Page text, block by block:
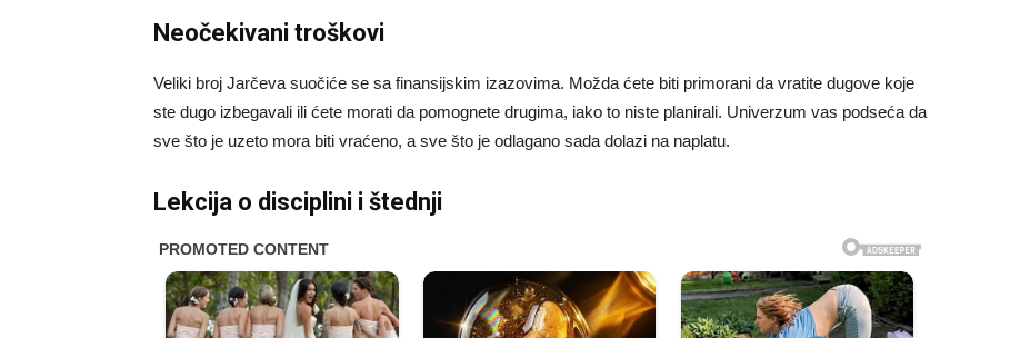
Neočekivani troškovi
Veliki broj Jarčeva suočiće se sa finansijskim izazovima. Možda ćete biti primorani da vratite dugove koje
ste dugo izbegavali ili ćete morati da pomognete drugima, iako to niste planirali. Univerzum vas podseća da
sve što je uzeto mora biti vraćeno, a sve što je odlagano sada dolazi na naplatu.
Lekcija o disciplini i štednji